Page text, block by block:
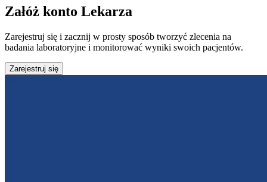
Załóż konto Lekarza
Zarejestruj się i zacznij w prosty sposób tworzyć zlecenia na
badania laboratoryjne i monitorować wyniki swoich pacjentów.
Zarejestruj się